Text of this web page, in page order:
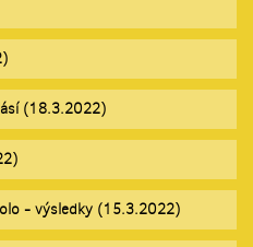
(18.3.2022)
- výsledky (15.3.2022)